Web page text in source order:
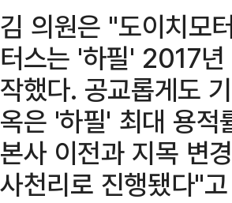
김 의원은 "도이치모
터스는 '하필' 2017
작했다. 공교롭게도
옥은 '하필' 최대 용
본사 이전과 지목 변
사천리로 진행됐다"